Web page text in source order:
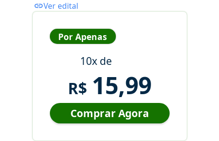
Ver edital
Por Apenas
10x de
R$ 15,99
Comprar Agora